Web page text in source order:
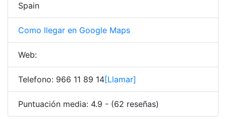
Spain
Como llegar en Google Maps
Web:
Telefono: 966 11 89 14[Llamar]
Puntuación media: 4.9 - (62 reseñas)